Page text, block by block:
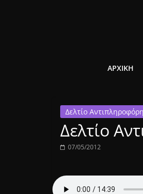
1431AM
ΑΡΧΙΚΗ
Δελτίο
Δελτίο
07/05/2012